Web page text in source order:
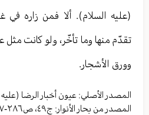
(عليه السلام). ألا فمن زاره في
تقدّم منها وما تأخّر، ولو كانت مثل
وورق الأشجار.
المصدر الأصلي: عيون أخبار الرضا
المصدر من بحار الأنوار: ج٤٩، ص٢٨٦-٢٨٧